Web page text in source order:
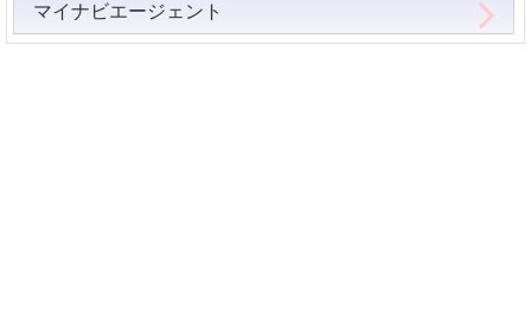
マイナビエージェント